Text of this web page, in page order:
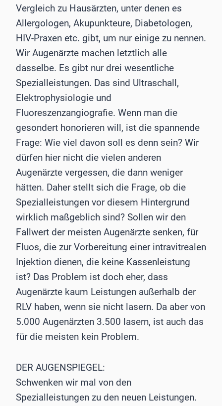
Vergleich zu Hausärzten, unter denen es
Allergologen, Akupunkteure, Diabetologen,
HIV-Praxen etc. gibt, um nur einige zu nennen.
Wir Augenärzte machen letztlich alle
dasselbe. Es gibt nur drei wesentliche
Spezialleistungen. Das sind Ultraschall,
Elektrophysiologie und
Fluoreszenzangiografie. Wenn man die
gesondert honorieren will, ist die spannende
Frage: Wie viel davon soll es denn sein? Wir
dürfen hier nicht die vielen anderen
Augenärzte vergessen, die dann weniger
hätten. Daher stellt sich die Frage, ob die
Spezialleistungen vor diesem Hintergrund
wirklich maßgeblich sind? Sollen wir den
Fallwert der meisten Augen­ärzte senken, für
Fluos, die zur Vorbereitung einer intravitrealen
Injektion dienen, die keine Kassenleistung
ist? Das Problem ist doch eher, dass
Augenärzte kaum Leistungen außerhalb der
RLV haben, wenn sie nicht lasern. Da aber von
5.000 Augenärzten 3.500 lasern, ist auch das
für die meisten kein Problem.
DER AUGENSPIEGEL:
Schwenken wir mal von den
Spezialleistungen zu den neuen Leistungen.